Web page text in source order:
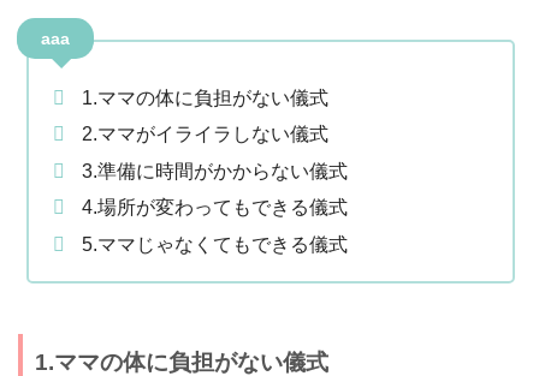
aaa
1.ママの体に負担がない儀式
2.ママがイライラしない儀式
3.準備に時間がかからない儀式
4.場所が変わってもできる儀式
5.ママじゃなくてもできる儀式
1.ママの体に負担がない儀式